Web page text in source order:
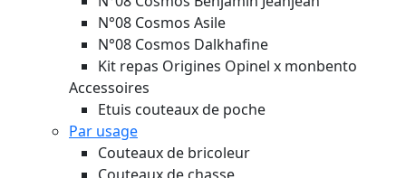
N°08 Cosmos Asile
N°08 Cosmos Dalkhafine
Kit repas Origines Opinel x monbento
Accessoires
Etuis couteaux de poche
Par usage
Couteaux de bricoleur